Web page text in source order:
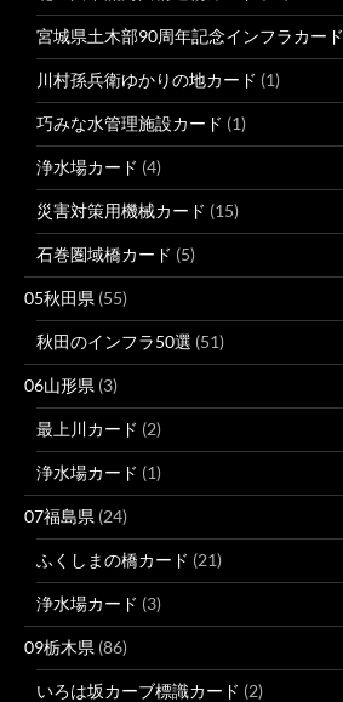
宮城県土木部90周年記念インフラカード
川村孫兵衛ゆかりの地カード (1)
巧みな水管理施設カード (1)
浄水場カード (4)
災害対策用機械カード (15)
石巻圏域橋カード (5)
05秋田県 (55)
秋田のインフラ50選 (51)
06山形県 (3)
最上川カード (2)
浄水場カード (1)
07福島県 (24)
ふくしまの橋カード (21)
浄水場カード (3)
09栃木県 (86)
いろは坂カーブ標識カード (2)